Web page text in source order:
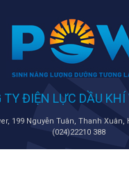
TY ĐIỆN LỰC DẦU KHÍ
199 Nguyễn Tuân, Thanh Xuân,